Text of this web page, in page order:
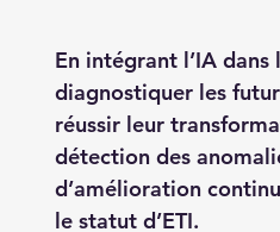
En intégrant l’IA
diagnostiquer les
réussir leur
détection des
d’amélioration
le statut d’ETI.